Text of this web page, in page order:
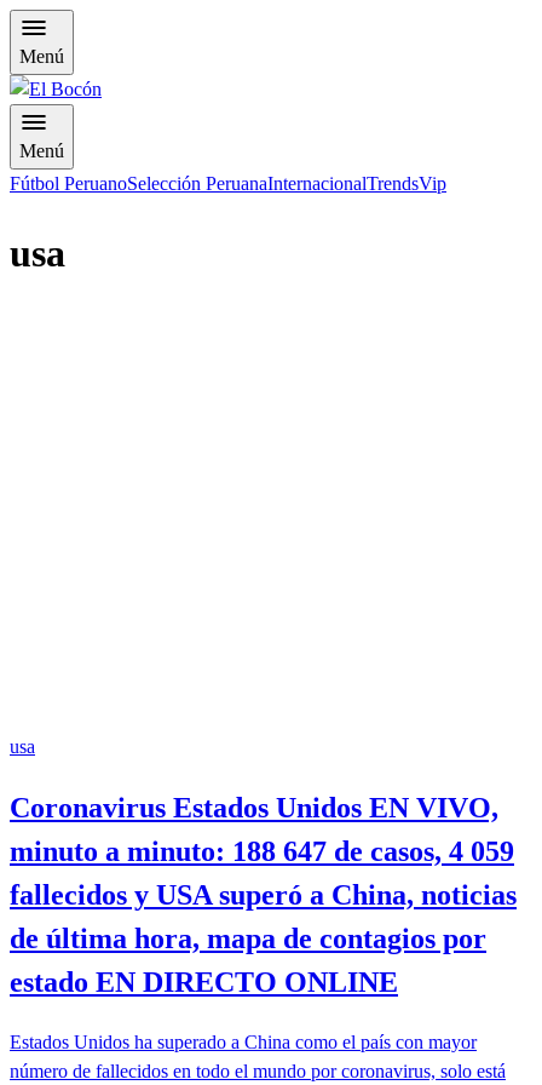
Menú
Menú
Fútbol PeruanoSelección PeruanaInternacionalTrendsVip
usa
usa
Coronavirus Estados Unidos EN VIVO,
minuto a minuto: 188 647 de casos, 4 059
fallecidos y USA superó a China, noticias
de última hora, mapa de contagios por
estado EN DIRECTO ONLINE
Estados Unidos ha superado a China como el país con mayor
número de fallecidos en todo el mundo por coronavirus, solo está